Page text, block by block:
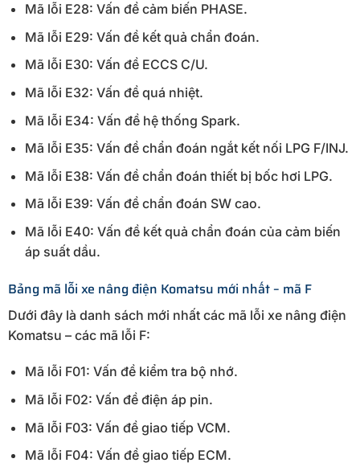
Mã lỗi E28: Vấn đề cảm biến PHASE.
Mã lỗi E29: Vấn đề kết quả chẩn đoán.
Mã lỗi E30: Vấn đề ECCS C/U.
Mã lỗi E32: Vấn đề quá nhiệt.
Mã lỗi E34: Vấn đề hệ thống Spark.
Mã lỗi E35: Vấn đề chẩn đoán ngắt kết nối LPG F/INJ.
Mã lỗi E38: Vấn đề chẩn đoán thiết bị bốc hơi LPG.
Mã lỗi E39: Vấn đề chẩn đoán SW cao.
Mã lỗi E40: Vấn đề kết quả chẩn đoán của cảm biến
áp suất dầu.
Bảng mã lỗi xe nâng điện Komatsu mới nhất – mã F
Dưới đây là danh sách mới nhất các mã lỗi xe nâng điện
Komatsu – các mã lỗi F:
Mã lỗi F01: Vấn đề kiểm tra bộ nhớ.
Mã lỗi F02: Vấn đề điện áp pin.
Mã lỗi F03: Vấn đề giao tiếp VCM.
Mã lỗi F04: Vấn đề giao tiếp ECM.